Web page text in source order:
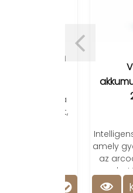
V-
Intelligens
amely
az arcod